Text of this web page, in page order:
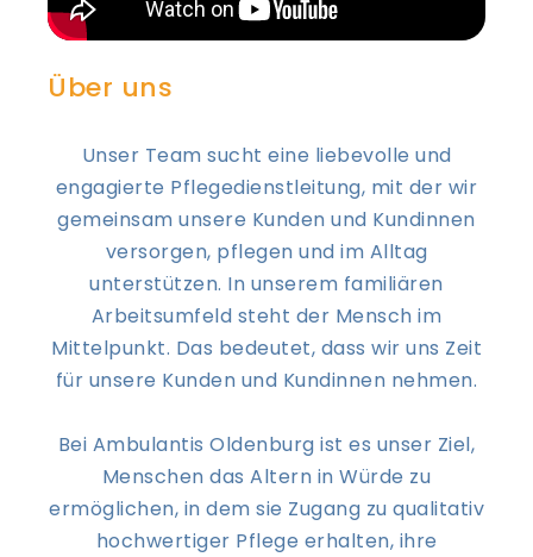
Über uns
Unser Team sucht eine liebevolle und
engagierte Pflegedienstleitung, mit der wir
gemeinsam unsere Kunden und Kundinnen
versorgen, pflegen und im Alltag
unterstützen. In unserem familiären
Arbeitsumfeld steht der Mensch im
Mittelpunkt. Das bedeutet, dass wir uns Zeit
für unsere Kunden und Kundinnen nehmen.
Bei Ambulantis Oldenburg ist es unser Ziel,
Menschen das Altern in Würde zu
ermöglichen, in dem sie Zugang zu qualitativ
hochwertiger Pflege erhalten, ihre